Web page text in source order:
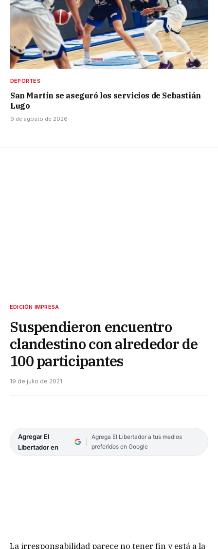
DEPORTES
San Martín se aseguró los servicios de Sebastián
Lugo
9 de agosto de 2026
EDICIÓN IMPRESA
Suspendieron encuentro
clandestino con alrededor de
100 participantes
19 de julio de 2021
Agregar El
Libertador en
Agrega El Libertador a tus medios
preferidos en Google
La irresponsabilidad parece no tener fin y está a la